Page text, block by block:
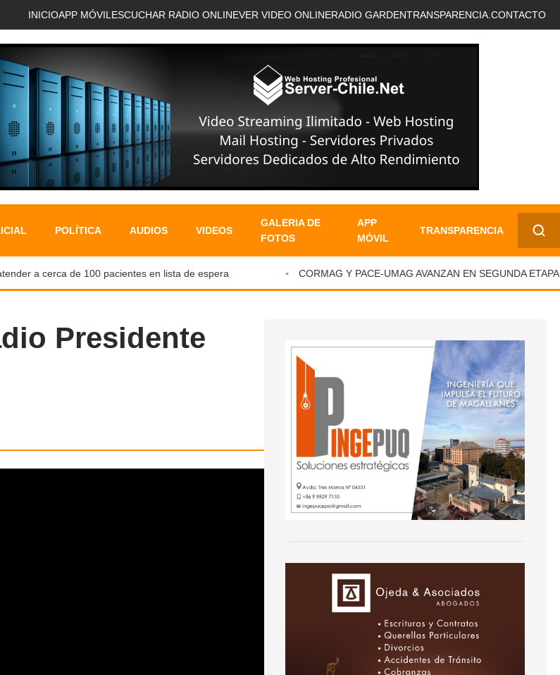
INICIOAPP MÓVIL ESCUCHAR RADIO ONLINEVER VIDEO ONLINERADIO GARDENTRANSPARENCIA. CONTACTO
POLÍTICA AUDIOS VIDEOS
GALERIA DE
FOTOS
APP
MÓVIL
TRANSPARENCIA
✕
a cerca de 100 pacientes en lista de espera CORMAG Y PACE-UMAG AVANZAN EN SEGUNDA ETAPA
Presidente